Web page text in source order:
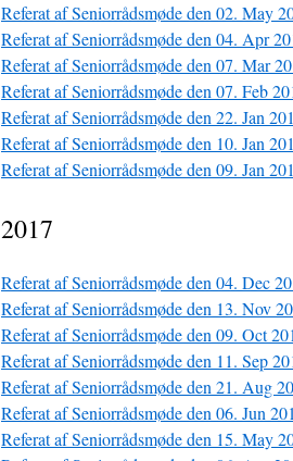
Referat af Seniorrådsmøde den 02. May
Referat af Seniorrådsmøde den 04. Apr
Referat af Seniorrådsmøde den 07. Mar
Referat af Seniorrådsmøde den 07. Feb
Referat af Seniorrådsmøde den 22. Jan
Referat af Seniorrådsmøde den 10. Jan
Referat af Seniorrådsmøde den 09. Jan
2017
Referat af Seniorrådsmøde den 04. Dec
Referat af Seniorrådsmøde den 13. Nov
Referat af Seniorrådsmøde den 09. Oct
Referat af Seniorrådsmøde den 11. Sep
Referat af Seniorrådsmøde den 21. Aug
Referat af Seniorrådsmøde den 06. Jun
Referat af Seniorrådsmøde den 15. May